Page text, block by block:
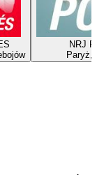
NRJ
Paryż,